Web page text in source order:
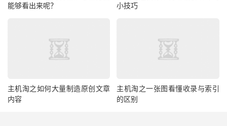
能够看出来呢？
小技巧
主机淘之如何大量制造原创文章
内容
主机淘之一张图看懂收录与索引
的区别